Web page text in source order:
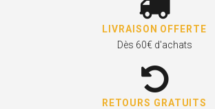
LIVRAISON OFFERTE
Dès 60€ d'achats
RETOURS GRATUITS